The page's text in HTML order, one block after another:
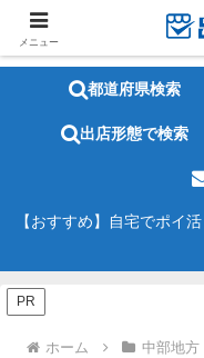
都道府県検索
出店形態で検索
【おすすめ】自宅でポイ
PR
ホーム 中部地方
メニュー